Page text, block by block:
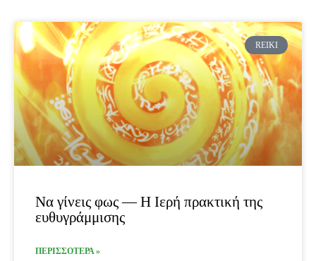
REIKI
Να γίνεις φως — Η Ιερή πρακτική της
ευθυγράμμισης
ΠΕΡΙΣΣΟΤΕΡΑ »